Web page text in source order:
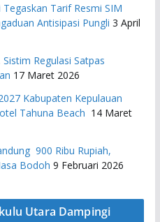
Tarif Resmi SIM
Antisipasi Pungli 3 April
Regulasi Satpas
17 Maret 2026
​Kabupaten Kepulauan
Tahuna Beach 14 Maret
900 Ribu Rupiah,
Bodoh 9 Februari 2026
Utara Dampingi